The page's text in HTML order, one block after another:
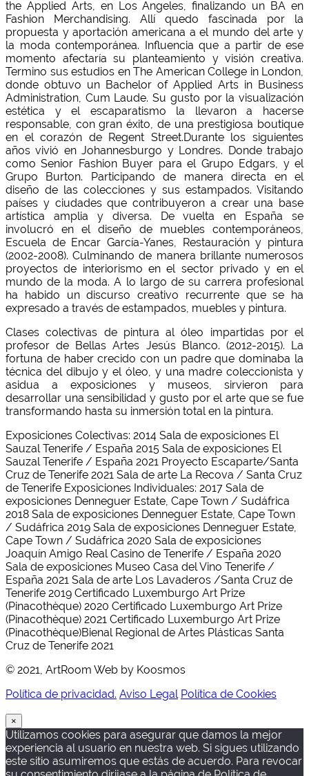
the Applied Arts, en Los Angeles, finalizando un BA en
Fashion Merchandising. Allí quedo fascinada por la
propuesta y aportación americana a el mundo del arte y
la moda contemporánea. Influencia que a partir de ese
momento afectaría su planteamiento y visión creativa.
Termino sus estudios en The American College in London,
donde obtuvo un Bachelor of Applied Arts in Business
Administration, Cum Laude. Su gusto por la visualización
estética y el escaparatismo la llevaron a hacerse
responsable, con gran éxito, de una prestigiosa boutique
en el corazón de Regent Street. ​ Durante los siguientes
años vivió en Johannesburgo y Londres. Donde trabajo
como Senior Fashion Buyer para el Grupo Edgars, y el
Grupo Burton. Participando de manera directa en el
diseño de las colecciones y sus estampados. Visitando
países y ciudades que contribuyeron a crear una base
artística amplia y diversa. De vuelta en España se
involucró en el diseño de muebles contemporáneos,
Escuela de Encar García-Yanes, Restauración y pintura
(2002-2008). Culminando de manera brillante numerosos
proyectos de interiorismo en el sector privado y en el
mundo de la moda. A lo largo de su carrera profesional
ha habido un discurso creativo recurrente que se ha
expresado a través de estampados, muebles y pintura.
Clases colectivas de pintura al óleo impartidas por el
profesor de Bellas Artes Jesús Blanco. (2012-2015). La
fortuna de haber crecido con un padre que dominaba la
técnica del dibujo y el óleo, y una madre coleccionista y
asidua a exposiciones y museos, sirvieron para
desarrollar una sensibilidad y gusto por el arte que se fue
transformando hasta su inmersión total en la pintura.
Exposiciones Colectivas: 2014 Sala de exposiciones El
Sauzal Tenerife / España 2015 Sala de exposiciones El
Sauzal Tenerife / España 2021 Proyecto Escaparte/Santa
Cruz de Tenerife 2021 Sala de arte La Recova / Santa Cruz
de Tenerife Exposiciones Individuales: 2017 Sala de
exposiciones Denneguer Estate, Cape Town / Sudáfrica
2018 Sala de exposiciones Denneguer Estate, Cape Town
/ Sudáfrica 2019 Sala de exposiciones Denneguer Estate,
Cape Town / Sudáfrica 2020 Sala de exposiciones
Joaquín Amigo Real Casino de Tenerife / España 2020
Sala de exposiciones Museo Casa del Vino Tenerife /
España 2021 Sala de arte Los Lavaderos /Santa Cruz de
Tenerife 2019 Certificado Luxemburgo Art Prize
(Pinacothèque) 2020 Certificado Luxemburgo Art Prize
(Pinacothèque) 2021 Certificado Luxemburgo Art Prize
(Pinacothèque) ​ Bienal Regional de Artes Plásticas Santa
Cruz de Tenerife 2021
© 2021, ArtRoom Web by Koosmos
Política de privacidad. Aviso Legal Política de Cookies
×
Utilizamos cookies para asegurar que damos la mejor
experiencia al usuario en nuestra web. Si sigues utilizando
este sitio asumiremos que estás de acuerdo. Para revocar